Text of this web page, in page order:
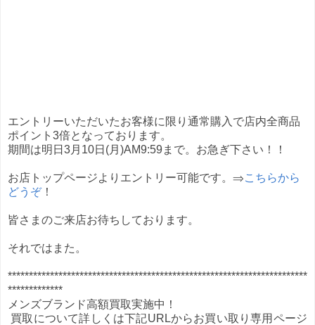
エントリーいただいたお客様に限り通常購入で店内全商品
ポイント3倍となっております。
期間は明日3月10日(月)AM9:59まで。お急ぎ下さい！！
お店トップページよりエントリー可能です。⇒こちらから
どうぞ！
皆さまのご来店お待ちしております。
それではまた。
***********************************************************************
*************
メンズブランド高額買取実施中！
買取について詳しくは下記URLからお買い取り専用ページ